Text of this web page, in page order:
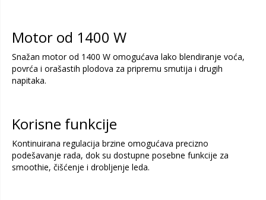
Motor od 1400 W
Snažan motor od 1400 W omogućava lako blendiranje voća,
povrća i orašastih plodova za pripremu smutija i drugih
napitaka.
Korisne funkcije
Kontinuirana regulacija brzine omogućava precizno
podešavanje rada, dok su dostupne posebne funkcije za
smoothie, čišćenje i drobljenje leda.